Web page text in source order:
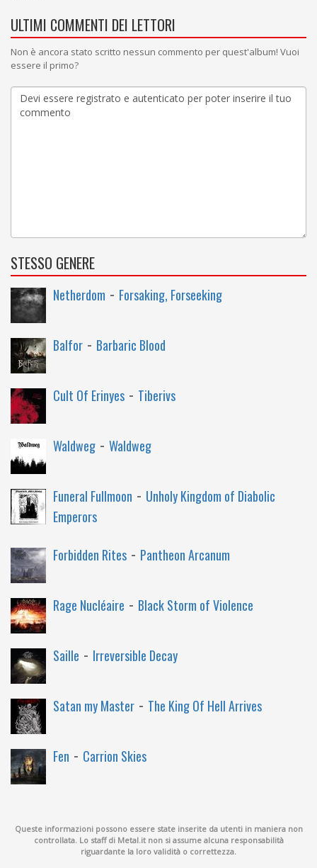
ULTIMI COMMENTI DEI LETTORI
Non è ancora stato scritto nessun commento per quest'album! Vuoi
essere il primo?
STESSO GENERE
Netherdom - Forsaking, Forseeking
Balfor - Barbaric Blood
Cult Of Erinyes - Tiberivs
Waldweg - Waldweg
Funeral Fullmoon - Unholy Kingdom of Diabolic
Emperors
Forbidden Rites - Pantheon Arcanum
Rage Nucléaire - Black Storm of Violence
Saille - Irreversible Decay
Satan my Master - The King Of Hell Arrives
Fen - Carrion Skies
Queste informazioni possono essere state inserite da utenti in maniera non
controllata. Lo staff di Metal.it non si assume alcuna responsabilità
riguardante la loro validità o correttezza.